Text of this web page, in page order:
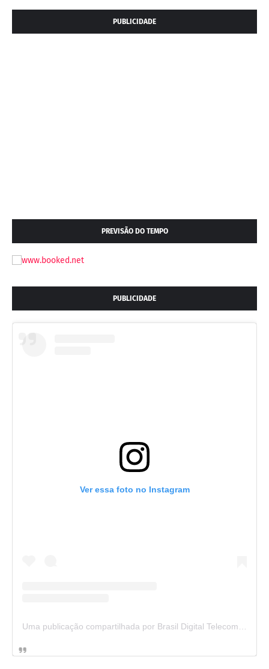
PUBLICIDADE
PREVISÃO DO TEMPO
PUBLICIDADE
Ver essa foto no Instagram
Uma publicação compartilhada por Brasil Digital Telecom (@brasildigitaltelecom)